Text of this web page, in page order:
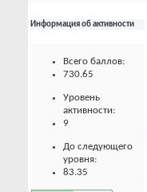
Информация об активности
Всего баллов:
730.65
Уровень
активности:
9
До следующего
уровня:
83.35